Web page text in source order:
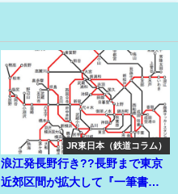
JR東日本（鉄道コラム）
浪江発長野行き??長野まで東京
近郊区間が拡大して『一筆書